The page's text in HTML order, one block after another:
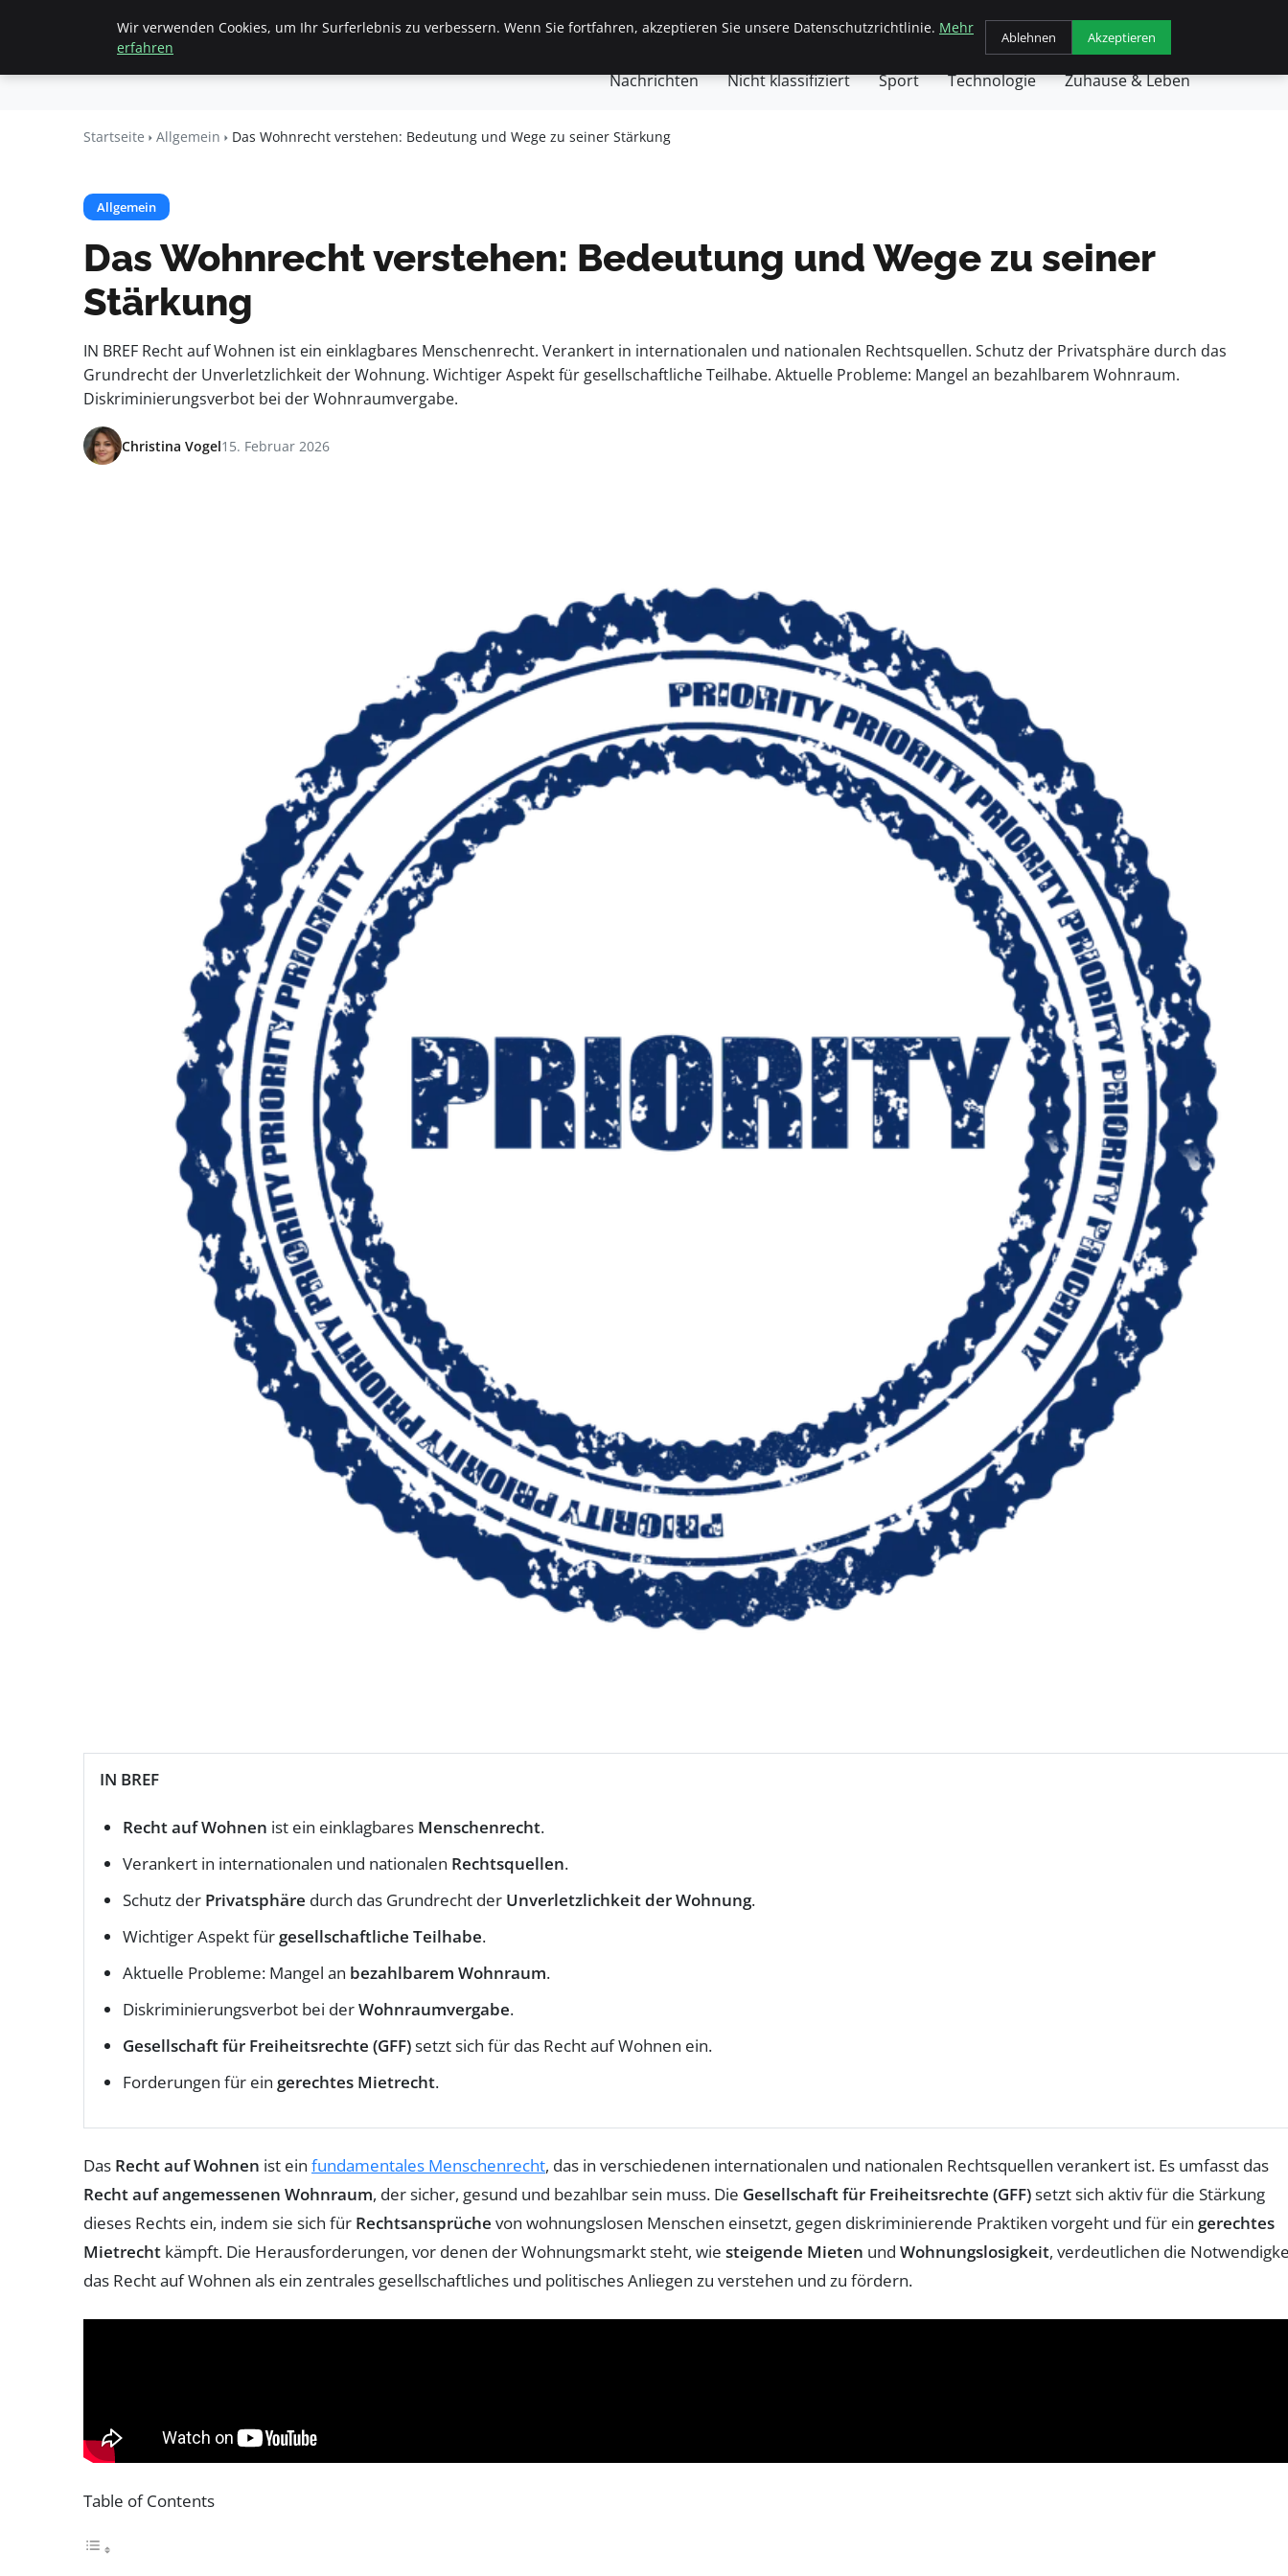
Beyond
Startseite Allgemein Finanzen & Immobilien Frauen / Mode Geschäft Gesundheit Haustiere Kochen
Nachrichten Nicht klassifiziert Sport Technologie Zuhause & Leben
Startseite Allgemein Das Wohnrecht verstehen: Bedeutung und Wege zu seiner Stärkung
Allgemein
Das Wohnrecht verstehen: Bedeutung und Wege zu seiner
Stärkung
IN BREF Recht auf Wohnen ist ein einklagbares Menschenrecht. Verankert in internationalen und nationalen Rechtsquellen. Schutz der Privatsphäre durch das
Grundrecht der Unverletzlichkeit der Wohnung. Wichtiger Aspekt für gesellschaftliche Teilhabe. Aktuelle Probleme: Mangel an bezahlbarem Wohnraum.
Diskriminierungsverbot bei der Wohnraumvergabe.
Christina Vogel15. Februar 2026
IN BREF
Recht auf Wohnen ist ein einklagbares Menschenrecht.
Verankert in internationalen und nationalen Rechtsquellen.
Schutz der Privatsphäre durch das Grundrecht der Unverletzlichkeit der Wohnung.
Wichtiger Aspekt für gesellschaftliche Teilhabe.
Aktuelle Probleme: Mangel an bezahlbarem Wohnraum.
Diskriminierungsverbot bei derWohnraumvergabe.
Gesellschaft für Freiheitsrechte (GFF)setzt sich für das Recht auf Wohnen ein.
Forderungen für ein gerechtes Mietrecht.
Das Recht auf Wohnen ist ein fundamentales Menschenrecht, das in verschiedenen internationalen und nationalen Rechtsquellen verankert ist. Es umfasst das
Recht auf angemessenen Wohnraum, der sicher, gesund und bezahlbar sein muss. Die Gesellschaft für Freiheitsrechte (GFF)setzt sich aktiv für die Stärkung
dieses Rechts ein, indem sie sich für Rechtsansprüche von wohnungslosen Menschen einsetzt, gegen diskriminierende Praktiken vorgeht und für ein gerechtes
Mietrecht kämpft. Die Herausforderungen, vor denen der Wohnungsmarkt steht, wie steigende Mieten und Wohnungslosigkeit, verdeutlichen die
das Recht auf Wohnen als ein zentrales gesellschaftliches und politisches Anliegen zu verstehen und zu fördern.
Table of Contents
Wir verwenden Cookies, um Ihr Surferlebnis zu verbessern. Wenn Sie fortfahren, akzeptieren Sie unsere Datenschutzrichtlinie. Mehr
erfahren
Ablehnen Akzeptieren